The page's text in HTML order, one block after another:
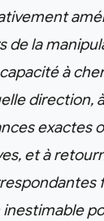
de la
à
direction,
exactes
et à